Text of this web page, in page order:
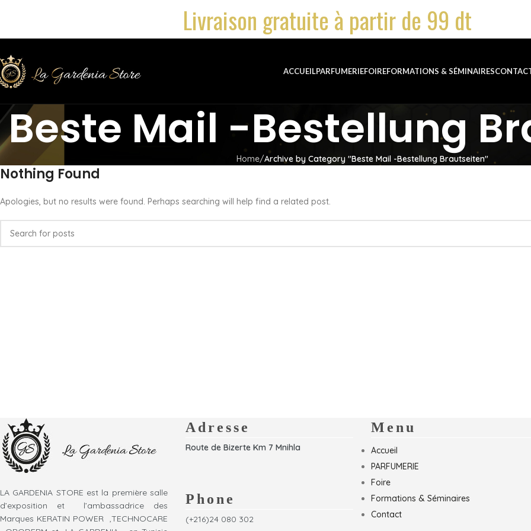
Livraison gratuite à partir de 99 dt
ACCUEILPARFUMERIEFOIREFORMATIONS & SÉMINAIRES
Beste Mail -Bestellung
Home Archive by Category "Beste Mail -Bestellung Brautseiten"
Nothing Found
Apologies, but no results were found. Perhaps searching will help find a related post.
LA GARDENIA STORE est la première salle
d’exposition et l’ambassadrice des
Marques KERATIN POWER ,TECHNOCARE
Adresse
Route de Bizerte Km 7 Mnihla
Phone
(+216)24 080 302
Menu
Accueil
PARFUMERIE
Foire
Formations & Séminaires
Contact